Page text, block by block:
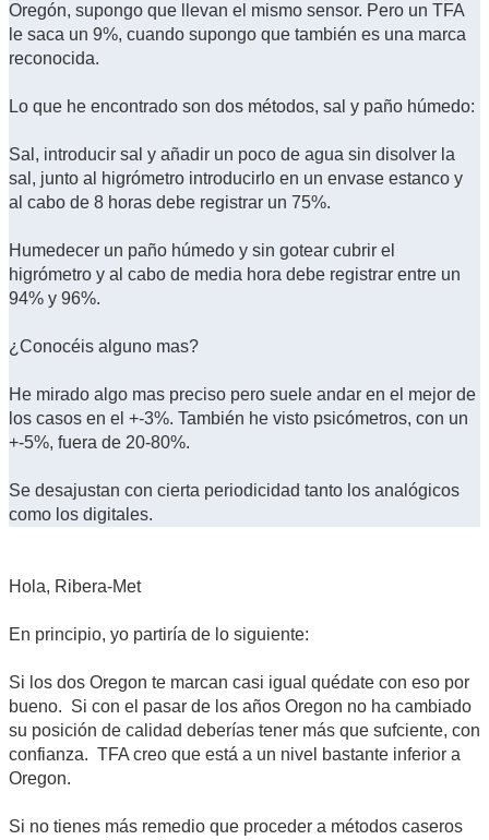
Oregón, supongo que llevan el mismo sensor. Pero un TFA
le saca un 9%, cuando supongo que también es una marca
reconocida.
Lo que he encontrado son dos métodos, sal y paño húmedo:
Sal, introducir sal y añadir un poco de agua sin disolver la
sal, junto al higrómetro introducirlo en un envase estanco y
al cabo de 8 horas debe registrar un 75%.
Humedecer un paño húmedo y sin gotear cubrir el
higrómetro y al cabo de media hora debe registrar entre un
94% y 96%.
¿Conocéis alguno mas?
He mirado algo mas preciso pero suele andar en el mejor de
los casos en el +-3%. También he visto psicómetros, con un
+-5%, fuera de 20-80%.
Se desajustan con cierta periodicidad tanto los analógicos
como los digitales.
Hola, Ribera-Met
En principio, yo partiría de lo siguiente:
Si los dos Oregon te marcan casi igual quédate con eso por
bueno. Si con el pasar de los años Oregon no ha cambiado
su posición de calidad deberías tener más que sufciente, con
confianza. TFA creo que está a un nivel bastante inferior a
Oregon.
Si no tienes más remedio que proceder a métodos caseros